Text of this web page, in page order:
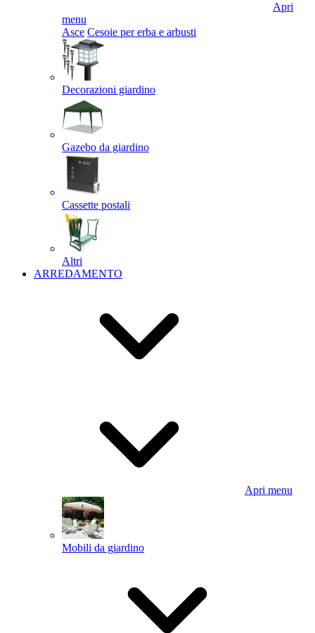
Apri
menu
Asce Cesoie per erba e arbusti
Decorazioni giardino
Gazebo da giardino
Cassette postali
Altri
ARREDAMENTO
Apri menu
Mobili da giardino